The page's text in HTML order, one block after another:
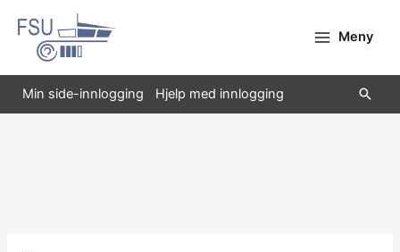
rett
innholdet
Meny
Min side-innlogging Hjelp med innlogging Søk